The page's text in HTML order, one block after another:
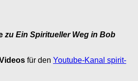
zu Ein Spiritueller Weg in Bob
für den Youtube-Kanal spirit-